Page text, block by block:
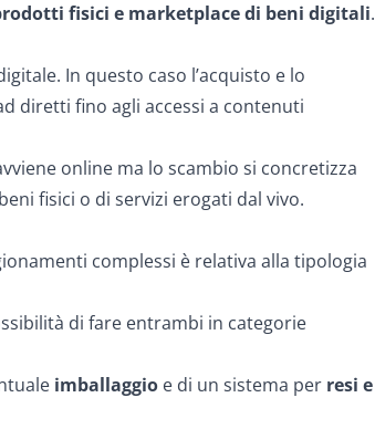
fisici e marketplace di beni digitali.
In questo caso l’acquisto e lo
diretti fino agli accessi a contenuti
online ma lo scambio si concretizza
fisici o di servizi erogati dal vivo.
complessi è relativa alla tipologia
di fare entrambi in categorie
imballaggio e di un sistema per resi e